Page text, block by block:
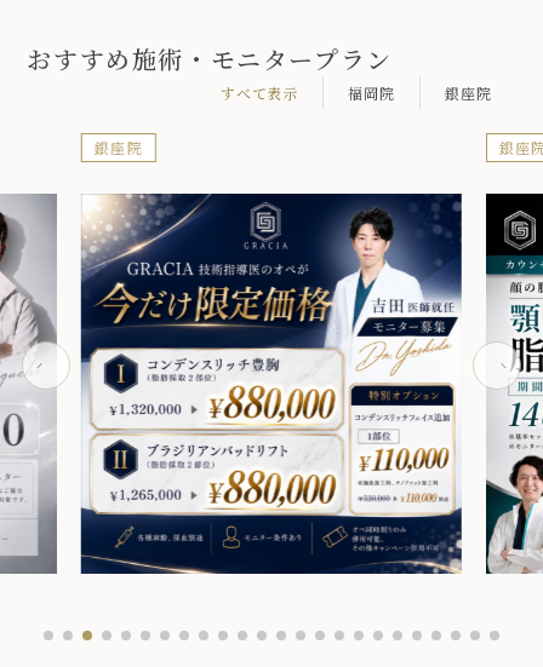
おすすめ施術・モニタープラン
すべて表示 福岡院 銀座院
銀座院 銀座院